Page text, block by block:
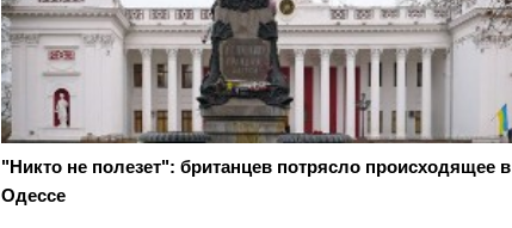
"Никто не полезет": британцев потрясло происходящее в
Одессе